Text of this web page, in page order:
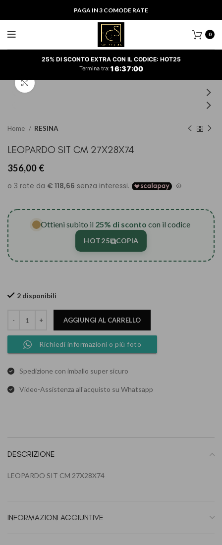
PAGA IN 3 COMODE RATE
0
25% DI SCONTO EXTRA CON IL CODICE: HOT25
Termina tra:16:37:00
Home RESINA
LEOPARDO SIT CM 27X28X74
356,00 €
Ottieni subito il 25% di sconto con il codice
HOT25⧉COPIA
2 disponibili
AGGIUNGI AL CARRELLO
Richiedi informazioni o più foto
Spedizione con imballo super sicuro
Video-Assistenza all'acquisto su Whatsapp
DESCRIZIONE
LEOPARDO SIT CM 27X28X74
INFORMAZIONI AGGIUNTIVE